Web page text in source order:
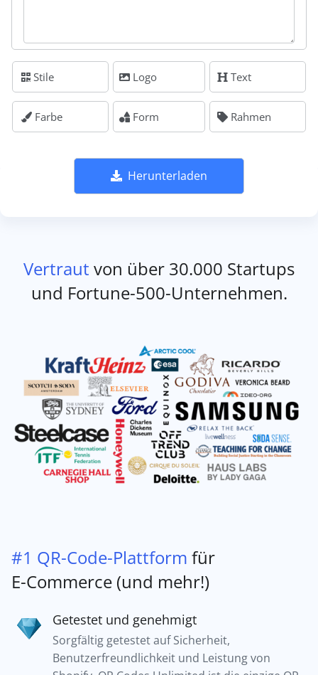
Stile Logo Text
Farbe Form Rahmen
Herunterladen
Vertraut von über 30.000 Startups
und Fortune-500-Unternehmen.
#1 QR-Code-Plattform für
E-Commerce (und mehr!)
Getestet und genehmigt
Sorgfältig getestet auf Sicherheit,
Benutzerfreundlichkeit und Leistung von